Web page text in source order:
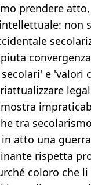
prendere
non
e 'valori
tra
atto una
rispetta
coloro che